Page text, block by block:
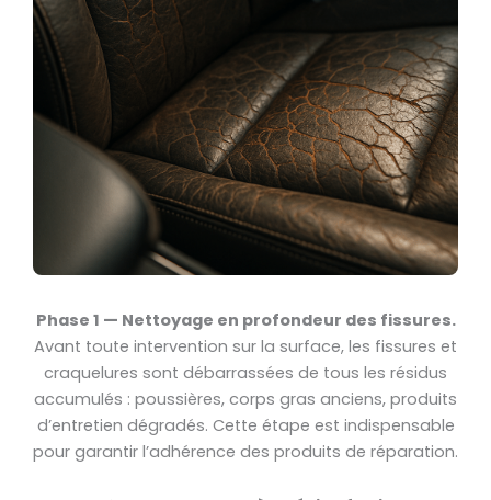
Phase 1 — Nettoyage en profondeur des fissures.
Avant toute intervention sur la surface, les fissures et
craquelures sont débarrassées de tous les résidus
accumulés : poussières, corps gras anciens, produits
d’entretien dégradés. Cette étape est indispensable
pour garantir l’adhérence des produits de réparation.